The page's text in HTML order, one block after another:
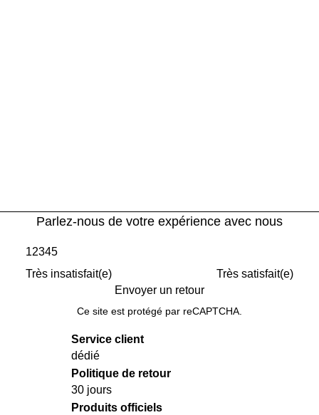
Parlez-nous de votre expérience avec nous
Très insatisfait(e)
12345
Très satisfait(e)
Envoyer un retour
Ce site est protégé par reCAPTCHA.
Service client
dédié
Politique de retour
30 jours
Produits officiels